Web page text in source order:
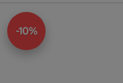
-10%